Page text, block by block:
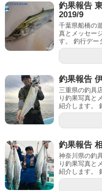
釣果報告
2019/9
千葉県船橋の
真とメッセー
す。 釣行デー
釣果報告
三重県の釣具
り釣果写真と
紹介します。
釣果報告
神奈川県の釣
り釣果写真と
紹介します。